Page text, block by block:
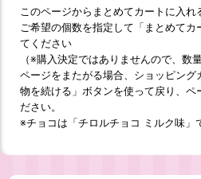
このページからまとめてカートに入れ
ご希望の個数を指定して「まとめて
てください
（※購入決定ではありませんので、数
ページをまたがる場合、ショッピン
物を続ける」ボタンを使って戻り、ペ
ださい。
※チョコは「チロルチョコ ミルク味」